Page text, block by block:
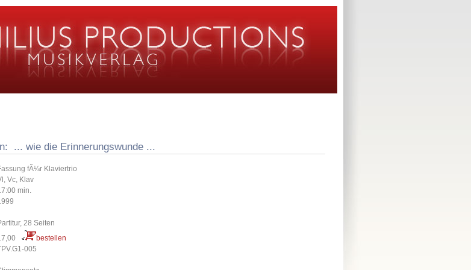
... wie die Erinnerungswunde ...
fÃ¼r Klaviertrio
Vc, Klav
min.
28 Seiten
bestellen
005